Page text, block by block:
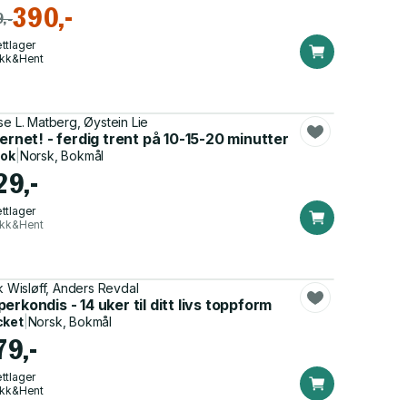
390,-
L. Matberg, Øystein Lie
- ferdig trent på 10-15-20 minutter
Norsk, Bokmål
Wisløff, Anders Revdal
- 14 uker til ditt livs toppform
| Norsk, Bokmål